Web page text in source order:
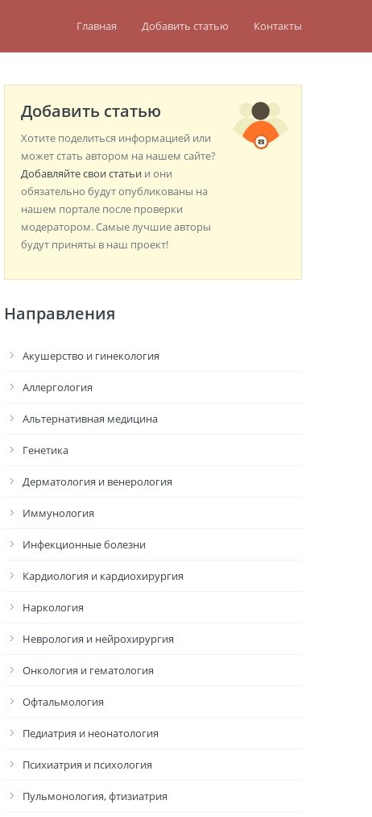
Главная Добавить статью Контакты
Добавить статью
Хотите поделиться информацией или
может стать автором на нашем сайте?
Добавляйте свои статьи и они
обязательно будут опубликованы на
нашем портале после проверки
модератором. Самые лучшие авторы
будут приняты в наш проект!
Направления
Акушерство и гинекология
Аллергология
Альтернативная медицина
Генетика
Дерматология и венерология
Иммунология
Инфекционные болезни
Кардиология и кардиохирургия
Наркология
Неврология и нейрохирургия
Онкология и гематология
Офтальмология
Педиатрия и неонатология
Психиатрия и психология
Пульмонология, фтизиатрия